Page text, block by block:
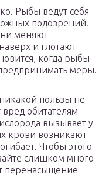
Рыбы ведут себя
подозрений.
меняют
и глотают
когда рыбы
меры.
пользы не
вред обитателям
вызывает у
крови возникают
Чтобы этого
слишком много
перенасыщение